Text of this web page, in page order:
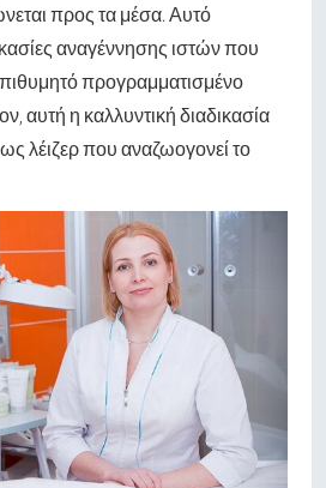
προς τα μέσα. Αυτό
αναγέννησης ιστών που
προγραμματισμένο
αυτή η καλλυντική διαδικασία
λέιζερ που αναζωογονεί το